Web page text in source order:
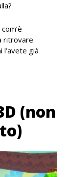
ritrovare
già
(non